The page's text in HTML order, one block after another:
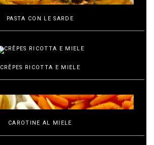
PASTA CON LE SARDE
CRÊPES RICOTTA E MIELE
CAROTINE AL MIELE